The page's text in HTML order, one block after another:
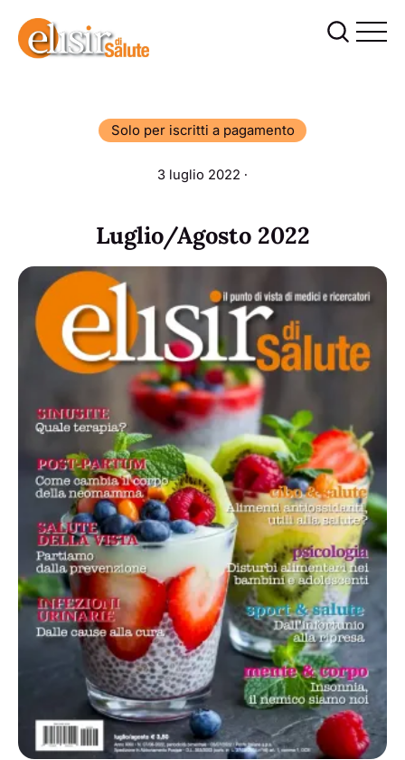
Solo per iscritti a pagamento
3 luglio 2022 ∙
Luglio/Agosto 2022